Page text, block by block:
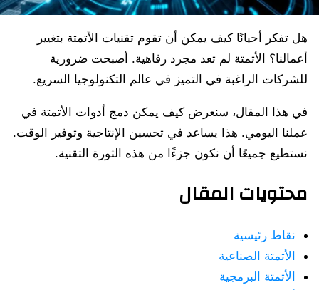
هل تفكر أحيانًا كيف يمكن أن تقوم تقنيات الأتمتة بتغيير
أعمالنا؟ الأتمتة لم تعد مجرد رفاهية. أصبحت ضرورية
للشركات الراغبة في التميز في عالم التكنولوجيا السريع.
في هذا المقال، سنعرض كيف يمكن دمج أدوات الأتمتة في
عملنا اليومي. هذا يساعد في تحسين الإنتاجية وتوفير الوقت.
نستطيع جميعًا أن نكون جزءًا من هذه الثورة التقنية.
محتويات المقال
نقاط رئيسية
الأتمتة الصناعية
الأتمتة البرمجية